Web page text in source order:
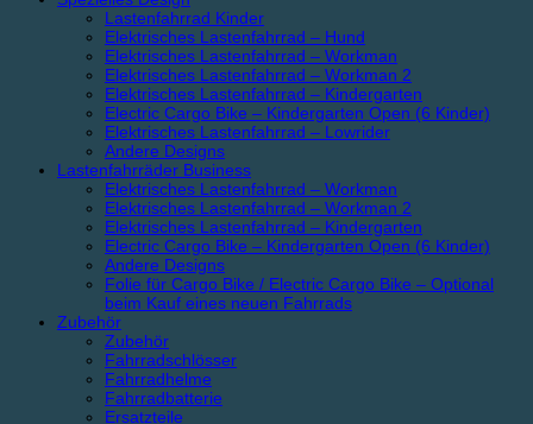
Lastenfahrrad Kinder
Elektrisches Lastenfahrrad – Hund
Elektrisches Lastenfahrrad – Workman
Elektrisches Lastenfahrrad – Workman 2
Elektrisches Lastenfahrrad – Kindergarten
Electric Cargo Bike – Kindergarten Open (6 Kinder)
Elektrisches Lastenfahrrad – Lowrider
Andere Designs
Lastenfahrräder Business
Elektrisches Lastenfahrrad – Workman
Elektrisches Lastenfahrrad – Workman 2
Elektrisches Lastenfahrrad – Kindergarten
Electric Cargo Bike – Kindergarten Open (6 Kinder)
Andere Designs
Folie für Cargo Bike / Electric Cargo Bike – Optional
beim Kauf eines neuen Fahrrads
Zubehör
Zubehör
Fahrradschlösser
Fahrradhelme
Fahrradbatterie
Ersatzteile